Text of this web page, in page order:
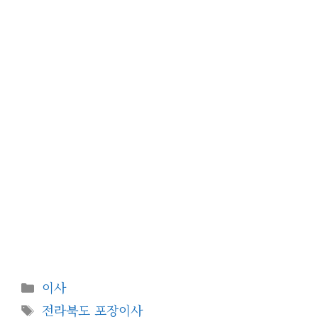
카
테
고
이사
태
전라북도 포장이사